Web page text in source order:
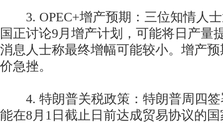
3. OPEC+增产预期：三位知情人士
国正讨论9月增产计划，可能将日产量
消息人士称最终增幅可能较小。增产
价急挫。
4. 特朗普关税政策：特朗普周四签
能在8月1日截止日前达成贸易协议的